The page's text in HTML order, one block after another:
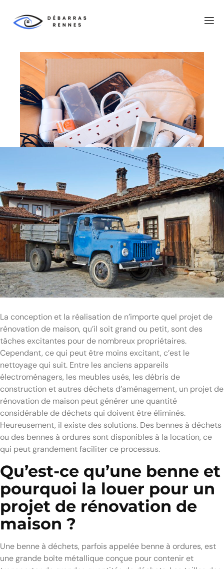
La conception et la réalisation de n’importe quel projet de
rénovation de maison, qu’il soit grand ou petit, sont des
tâches excitantes pour de nombreux propriétaires.
Cependant, ce qui peut être moins excitant, c’est le
nettoyage qui suit. Entre les anciens appareils
électroménagers, les meubles usés, les débris de
construction et autres déchets d’aménagement, un projet de
rénovation de maison peut générer une quantité
considérable de déchets qui doivent être éliminés.
Heureusement, il existe des solutions. Des bennes à déchets
ou des bennes à ordures sont disponibles à la location, ce
qui peut grandement faciliter ce processus.
Qu’est-ce qu’une benne et
pourquoi la louer pour un
projet de rénovation de
maison ?
Une benne à déchets, parfois appelée benne à ordures, est
une grande boîte métallique conçue pour contenir et